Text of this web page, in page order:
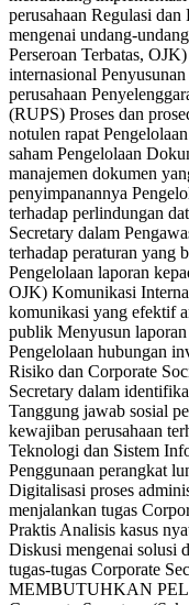
perusahaan Regulasi
mengenai undang-
Perseroan Terbatas,
internasional
perusahaan
(RUPS) Proses dan
notulen rapat
saham Pengelolaan
manajemen dokumen
penyimpanannya
terhadap perlindungan
Secretary dalam
terhadap peraturan yang
Pengelolaan laporan
OJK) Komunikasi
komunikasi yang efektif
publik Menyusun
Pengelolaan hubungan
Risiko dan Corporate
Secretary dalam
Tanggung jawab sosial
kewajiban perusahaan
Teknologi dan Sistem
Penggunaan perangkat
Digitalisasi proses
menjalankan tugas
Praktis Analisis kasus
Diskusi mengenai solusi
tugas-tugas Corporate
MEMBUTUHKAN